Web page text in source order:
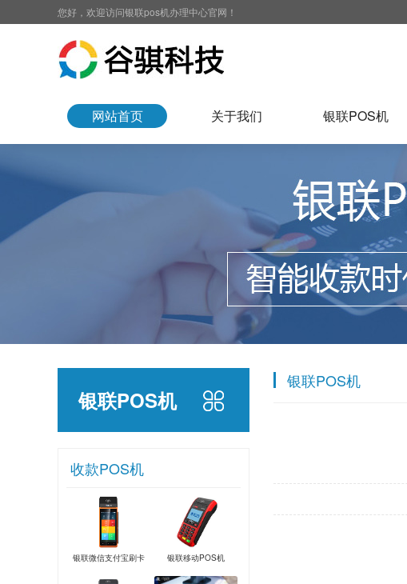
您好，欢迎访问银联pos机办理中心官网！
网站首页 关于我们 银联POS机
银联POS机
收款POS机
银联微信支付宝刷卡
POS机
银联移动POS机
银联POS机